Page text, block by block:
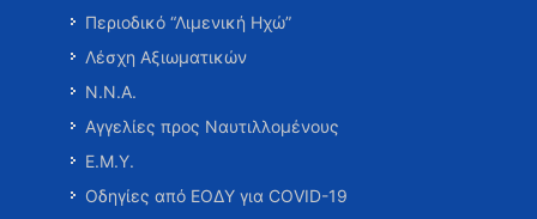
Περιοδικό “Λιμενική Ηχώ”
Λέσχη Αξιωματικών
Ν.Ν.Α.
Αγγελίες προς Ναυτιλλομένους
Ε.Μ.Υ.
Οδηγίες από ΕΟΔΥ για COVID-19